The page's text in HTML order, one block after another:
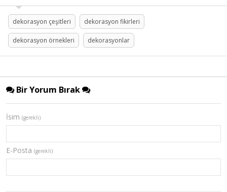
dekorasyon çeşitleri dekorasyon fikirleri
dekorasyon örnekleri dekorasyonlar
Bir Yorum Bırak
İsim (gerekli)
E-Posta (gerekli)